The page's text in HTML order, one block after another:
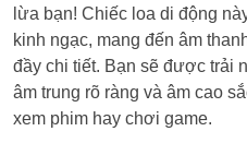
lừa bạn! Chiếc loa di động
kinh ngạc, mang đến âm
đầy chi tiết. Bạn sẽ được trải
âm trung rõ ràng và âm cao
xem phim hay chơi game.